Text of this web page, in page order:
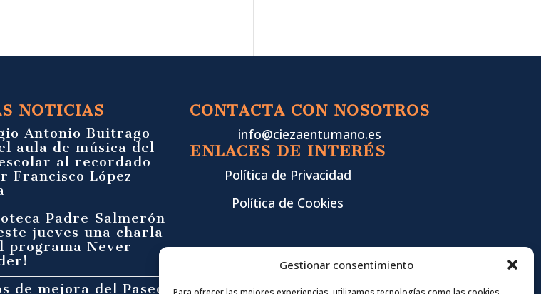
Gestionar consentimiento
NOTICIAS
Antonio Buitrago
aula de música del
al recordado
Francisco López
Padre Salmerón
jueves una charla
programa Never
de mejora del Paseo
CONTACTA CON NOSOTROS
info@ciezaentumano.es
ENLACES DE INTERÉS
Política de Privacidad
Política de Cookies